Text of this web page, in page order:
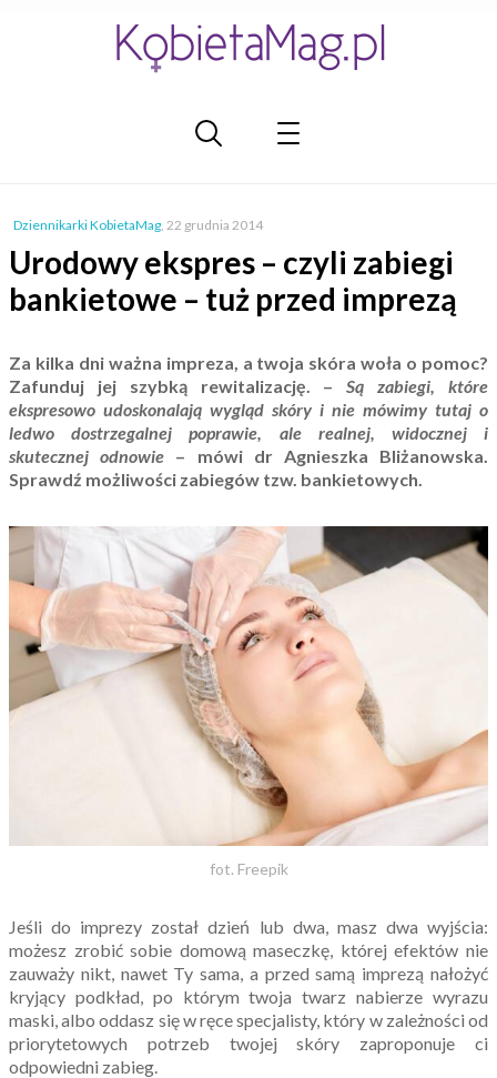
Dziennikarki KobietaMag, 22 grudnia 2014
Urodowy ekspres – czyli zabiegi
bankietowe – tuż przed imprezą
Za kilka dni ważna impreza, a twoja skóra woła o pomoc?
Zafunduj jej szybką rewitalizację. –Są zabiegi, które
ekspresowo udoskonalają wygląd skóry i nie mówimy tutaj o
ledwo dostrzegalnej poprawie, ale realnej, widocznej i
skutecznej odnowie – mówi dr Agnieszka Bliżanowska.
Sprawdź możliwości zabiegów tzw. bankietowych.
fot. Freepik
Jeśli do imprezy został dzień lub dwa, masz dwa wyjścia:
możesz zrobić sobie domową maseczkę, której efektów nie
zauważy nikt, nawet Ty sama, a przed samą imprezą nałożyć
kryjący podkład, po którym twoja twarz nabierze wyrazu
maski, albo oddasz się w ręce specjalisty, który w zależności od
priorytetowych potrzeb twojej skóry zaproponuje ci
odpowiedni zabieg.